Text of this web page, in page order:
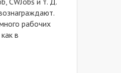
рабочих
в